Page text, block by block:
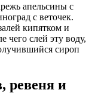
апельсины с
с веточек.
кипятком и
чего слей эту воду,
сироп
ревеня и